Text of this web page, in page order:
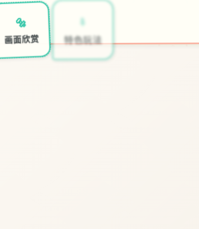
🔩
画面欣赏
⬇️
特色玩法 开始游戏